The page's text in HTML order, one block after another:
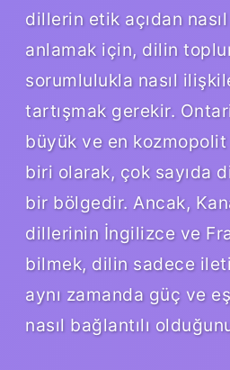
dillerin etik açıdan nasıl
anlamak için, dilin
sorumlulukla nasıl
tartışmak gerekir.
büyük ve en
biri olarak, çok sayıda
bir bölgedir. Ancak,
dillerinin İngilizce ve
bilmek, dilin sadece
aynı zamanda güç ve
nasıl bağlantılı